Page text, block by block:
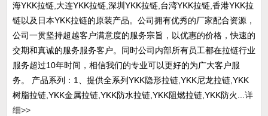
海YKK拉链,大连YKK拉链,深圳YKK拉链,台湾YKK拉链,香港YKK拉
链以及日本YKK拉链的原装产品。公司拥有优秀的厂家配合资源，
公司一贯坚持超越客户满意度的服务宗旨，以优惠的价格，快速的
交期和真诚的服务服务客户。同时公司内部所有员工都在拉链行业
服务超过10年时间，相信我们的专业可以更好的为广大客户服
务。 产品系列：1、提供全系列YKK隐形拉链,YKK尼龙拉链,YKK
树脂拉链,YKK金属拉链,YKK防水拉链,YKK阻燃拉链,YKK防火... 详
细>>